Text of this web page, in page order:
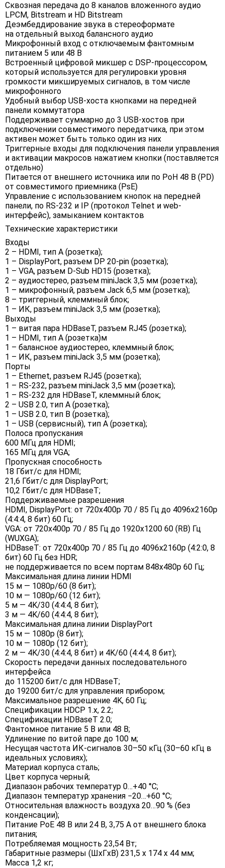
Сквозная передача до 8 каналов вложенного аудио
LPCM, Bitstream и HD Bitstream
Деэмбеддирование звука в стереоформате
на отдельный выход балансного аудио
Микрофонный вход с отключаемым фантомным
питанием 5 или 48 В
Встроенный цифровой микшер с DSP-процессором,
который используется для регулировки уровня
громкости микшируемых сигналов, в том числе
микрофонного
Удобный выбор USB-хоста кнопками на передней
панели коммутатора
Поддерживает суммарно до 3 USB-хостов при
подключении совместимого передатчика, при этом
активен может быть только один из них
Триггерные входы для подключения панели управления
и активации макросов нажатием кнопки (поставляется
отдельно)
Питается от внешнего источника или по PoH 48 В (PD)
от совместимого приемника (PsE)
Управление с использованием кнопок на передней
панели, по RS-232 и IP (протокол Telnet и web-
интерфейс), замыканием контактов
Технические характеристики
Входы
2 – HDMI, тип А (розетка);
1 – DisplayPort, разъем DP 20-pin (розетка);
1 – VGA, разъем D-Sub HD15 (розетка);
2 – аудиостерео, разъем miniJack 3,5 мм (розетка);
1 – микрофонный, разъем Jack 6,5 мм (розетка);
8 – триггерный, клеммный блок;
1 – ИК, разъем miniJack 3,5 мм (розетка);
Выходы
1 – витая пара HDBaseT, разъем RJ45 (розетка);
1 – HDMI, тип А (розетка)м
1 – балансное аудиостерео, клеммный блок;
1 – ИК, разъем miniJack 3,5 мм (розетка);
Порты
1 – Ethernet, разъем RJ45 (розетка);
1 – RS-232, разъем miniJack 3,5 мм (розетка);
1 – RS-232 для HDBaseT, клеммный блок;
2 – USB 2.0, тип A (розетка);
1 – USB 2.0, тип B (розетка);
1 – USB (сервисный), тип А (розетка);
Полоса пропускания
600 МГц для HDMI;
165 МГц для VGA;
Пропускная способность
18 Гбит/с для HDMI;
21,6 Гбит/с для DisplayPort;
10,2 Гбит/с для HDBaseT;
Поддерживаемые разрешения
HDMI, DisplayPort: от 720x400p 70 / 85 Гц до 4096x2160p
(4:4:4, 8 бит) 60 Гц;
VGA: от 720x400p 70 / 85 Гц до 1920x1200 60 (RB) Гц
(WUXGA);
HDBaseT: от 720x400p 70 / 85 Гц до 4096x2160p (4:2:0, 8
бит) 60 Гц без HDR;
не поддерживается по всем портам 848x480p 60 Гц;
Максимальная длина линии HDMI
15 м — 1080p/60 (8 бит);
10 м — 1080p/60 (12 бит);
5 м — 4K/30 (4:4:4, 8 бит);
3 м — 4K/60 (4:4:4, 8 бит);
Максимальная длина линии DisplayPort
15 м — 1080p (8 бит);
10 м — 1080p (12 бит);
2 м — 4K/30 (4:4:4, 8 бит) и 4K/60 (4:4:4, 8 бит);
Скорость передачи данных последовательного
интерфейса
до 115200 бит/с для HDBaseT;
до 19200 бит/с для управления прибором;
Максимальное разрешение 4K, 60 Гц;
Спецификации HDCP 1.x, 2.2;
Спецификации HDBaseT 2.0;
Фантомное питание 5 В или 48 В;
Удлинение по витой паре до 100 м;
Несущая частота ИК-сигналов 30–50 кГц (30–60 кГц в
идеальных условиях);
Материал корпуса сталь;
Цвет корпуса черный;
Диапазон рабочих температур 0…+40 °C;
Диапазон температур хранения −20…+60 °C;
Относительная влажность воздуха 20…90 % (без
конденсации);
Питание PoE 48 В или 24 В, 3,75 А от внешнего блока
питания;
Потребляемая мощность 23,54 Вт;
Габаритные размеры (ШxГxВ) 231,5 x 174 x 44 мм;
Масса 1,2 кг;